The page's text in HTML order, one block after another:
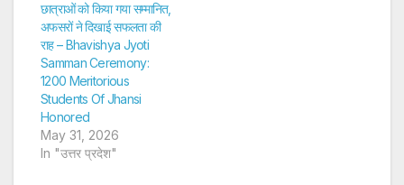
छात्राओं को किया गया सम्मानित,
अफसरों ने दिखाई सफलता की
राह – Bhavishya Jyoti
Samman Ceremony:
1200 Meritorious
Students Of Jhansi
Honored
May 31, 2026
In "उत्तर प्रदेश"